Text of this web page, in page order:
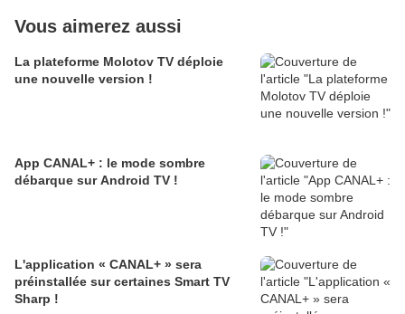
Vous aimerez aussi
La plateforme Molotov TV déploie
une nouvelle version !
App CANAL+ : le mode sombre
débarque sur Android TV !
L'application « CANAL+ » sera
préinstallée sur certaines Smart TV
Sharp !